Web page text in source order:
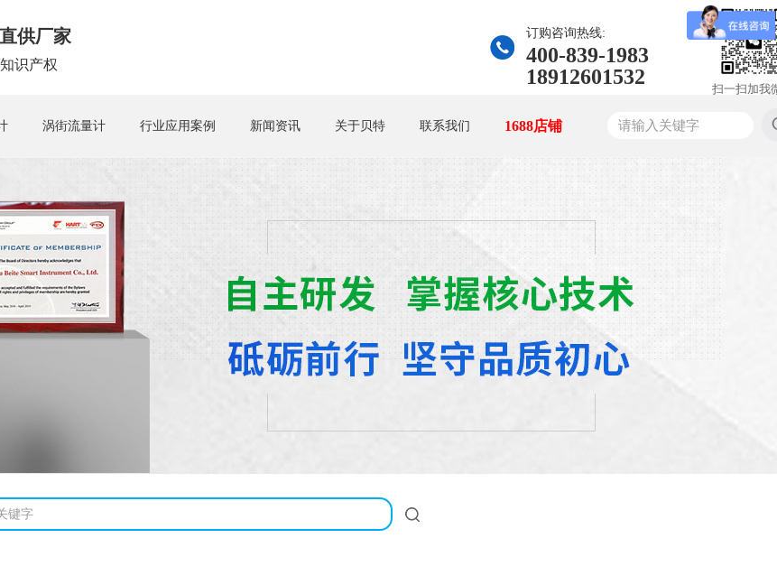
供厂家
识产权
扫一扫加我
订购咨询热线:
400-839-1983
18912601532
涡街流量计 行业应用案例 新闻资讯 关于贝特 联系我们 1688店铺